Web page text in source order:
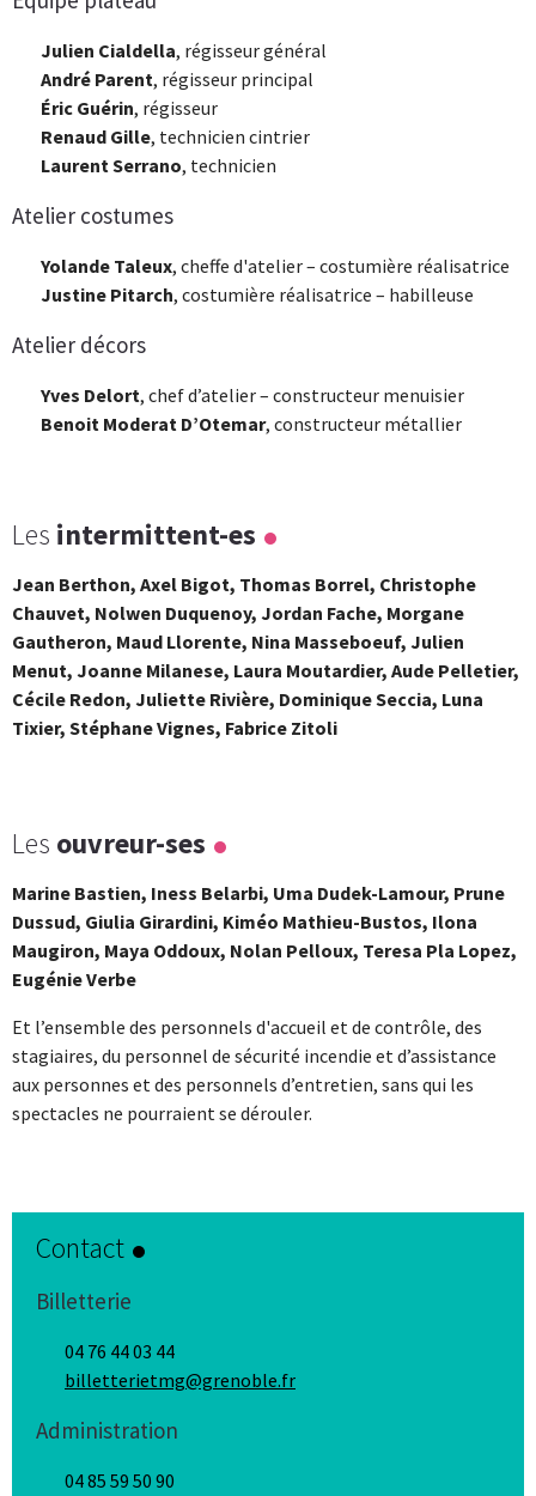
Julien Cialdella, régisseur général
André Parent, régisseur principal
Éric Guérin, régisseur
Renaud Gille, technicien cintrier
Laurent Serrano, technicien
Atelier costumes
Yolande Taleux, cheffe d'atelier – costumière réalisatrice
Justine Pitarch, costumière réalisatrice – habilleuse
Atelier décors
Yves Delort, chef d’atelier – constructeur menuisier
Benoit Moderat D’Otemar, constructeur métallier
Les intermittent-es
Jean Berthon, Axel Bigot, Thomas Borrel, Christophe
Chauvet, Nolwen Duquenoy, Jordan Fache, Morgane
Gautheron, Maud Llorente, Nina Masseboeuf, Julien
Menut, Joanne Milanese, Laura Moutardier, Aude Pelletier,
Cécile Redon, Juliette Rivière, DominiqueSeccia, Luna
Tixier, StéphaneVignes, Fabrice Zitoli
Les ouvreur-ses
Marine Bastien, Iness Belarbi, Uma Dudek-Lamour, Prune
Dussud, Giulia Girardini, Kiméo Mathieu-Bustos, Ilona
Maugiron, Maya Oddoux, Nolan Pelloux, Teresa Pla Lopez,
Eugénie Verbe
Et l’ensemble des personnels d'accueil et de contrôle, des
stagiaires, du personnel de sécurité incendie et d’assistance
aux personnes et des personnels d’entretien, sans qui les
spectacles ne pourraient se dérouler.
Contact
Billetterie
04 76 44 03 44
billetterietmg@grenoble.fr
Administration
04 85 59 50 90